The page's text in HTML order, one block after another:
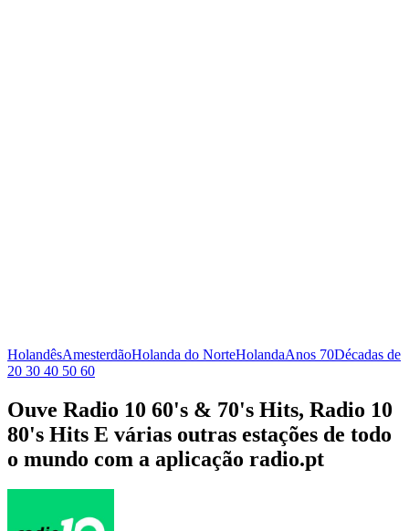
HolandêsAmesterdãoHolanda do NorteHolandaAnos 70Décadas de
20 30 40 50 60
Ouve Radio 10 60's & 70's Hits, Radio 10
80's Hits E várias outras estações de todo
o mundo com a aplicação radio.pt